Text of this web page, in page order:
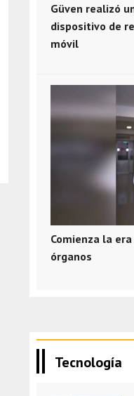
Güven realizó
dispositivo de
móvil
Comienza la
órganos
Tecnología